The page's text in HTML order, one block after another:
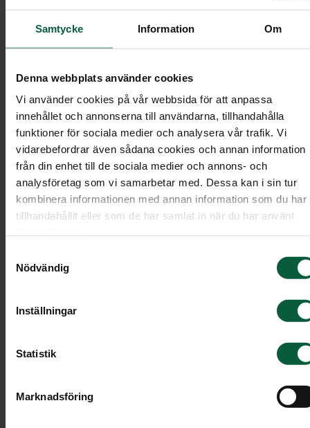
Samtycke Information Om
Denna webbplats använder cookies
Vi använder cookies på vår webbsida för att anpassa
innehållet och annonserna till användarna, tillhandahålla
funktioner för sociala medier och analysera vår trafik. Vi
vidarebefordrar även sådana cookies och annan information
från din enhet till de sociala medier och annons- och
analysföretag som vi samarbetar med. Dessa kan i sin tur
kombinera informationen med annan information som du har
tillhandahållit eller som de har samlat in när du har använt
Nödvändig
Inställningar
Statistik
Marknadsföring
Krans - Blommande kärlek,
Krans - Blommande kärlek,
En krans bunden av vackra djupröda rosor och